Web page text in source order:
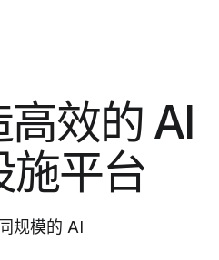
效的 AI
施平台
规模的 AI